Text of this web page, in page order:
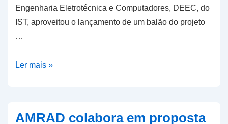
Engenharia Eletrotécnica e Computadores, DEEC, do
IST, aproveitou o lançamento de um balão do projeto
…
Vídeo
ISTnanosat-
Ler mais »
AMRAD colabora em proposta